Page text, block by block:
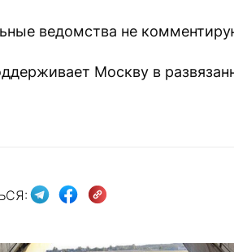
ведомства не
Москву в